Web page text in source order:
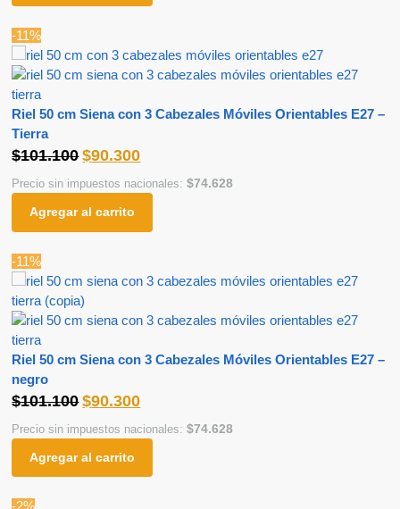
-11%
Riel 50 cm Siena con 3 Cabezales Móviles Orientables E27 –
Tierra
$101.100 $90.300
Precio sin impuestos nacionales:$74.628
Agregar al carrito
-11%
Riel 50 cm Siena con 3 Cabezales Móviles Orientables E27 –
negro
$101.100 $90.300
Precio sin impuestos nacionales:$74.628
Agregar al carrito